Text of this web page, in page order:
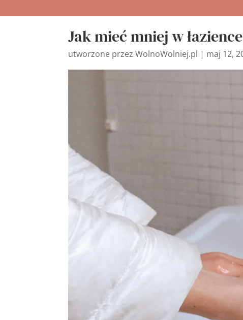
Jak mieć mniej w łazience
utworzone przezWolnoWolniej.pl | maj 12,